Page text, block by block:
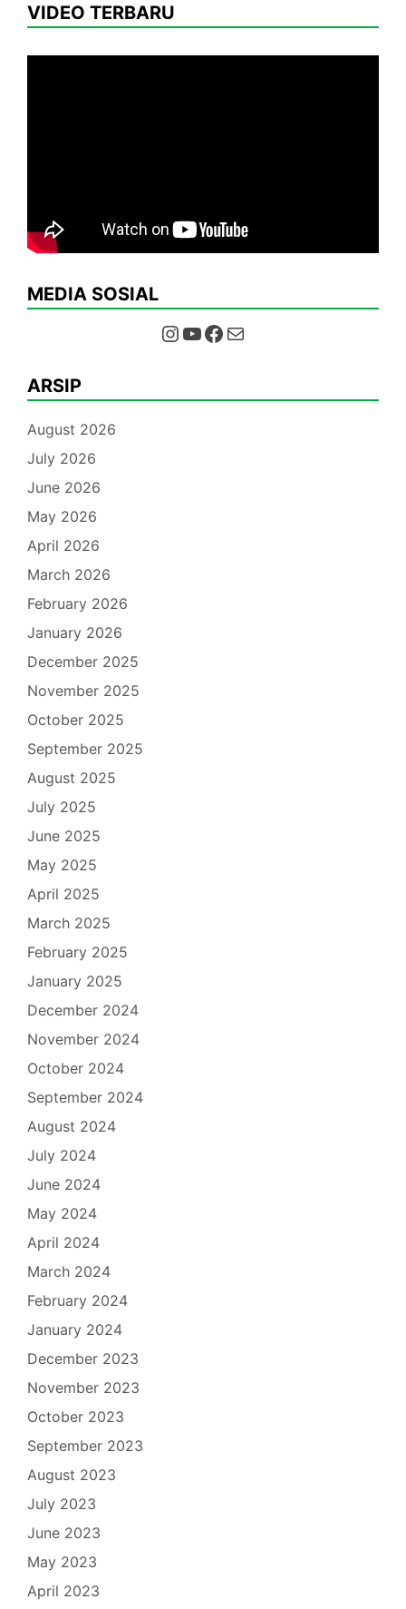
VIDEO TERBARU
MEDIA SOSIAL
Instagram YouTube Facebook Mail
ARSIP
August 2026
July 2026
June 2026
May 2026
April 2026
March 2026
February 2026
January 2026
December 2025
November 2025
October 2025
September 2025
August 2025
July 2025
June 2025
May 2025
April 2025
March 2025
February 2025
January 2025
December 2024
November 2024
October 2024
September 2024
August 2024
July 2024
June 2024
May 2024
April 2024
March 2024
February 2024
January 2024
December 2023
November 2023
October 2023
September 2023
August 2023
July 2023
June 2023
May 2023
April 2023